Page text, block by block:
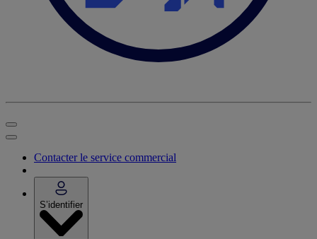
Contacter le service commercial
S’identifier